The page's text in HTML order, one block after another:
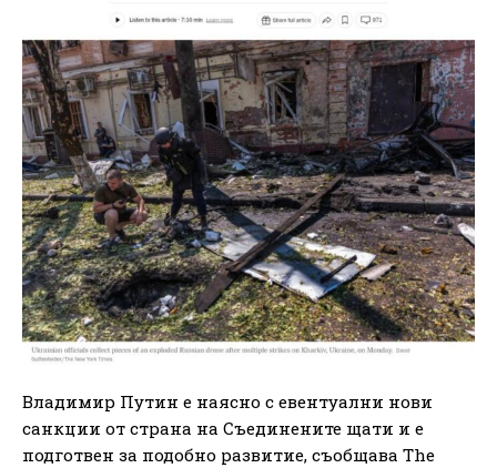
Владимир Путин е наясно с евентуални нови
санкции от страна на Съединените щати и е
подготвен за подобно развитие, съобщава The